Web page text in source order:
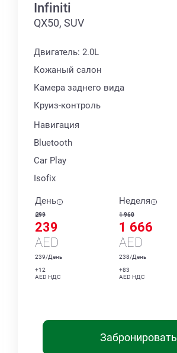
Infiniti
QX50, SUV
Двигатель: 2.0L
Кожаный салон
Камера заднего вида
Круиз-контроль
Навигация
Bluetooth
Car Play
Isofix
День
299
239
AED
239/День
+12
AED НДС
Неделя
1 960
1 666
AED
238/День
+83
AED НДС
Забронировать